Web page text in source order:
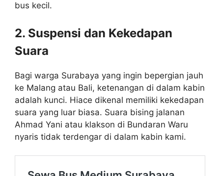
bus kecil.
2. Suspensi dan Kekedapan
Suara
Bagi warga Surabaya yang ingin bepergian jauh
ke Malang atau Bali, ketenangan di dalam kabin
adalah kunci. Hiace dikenal memiliki kekedapan
suara yang luar biasa. Suara bising jalanan
Ahmad Yani atau klakson di Bundaran Waru
nyaris tidak terdengar di dalam kabin kami.